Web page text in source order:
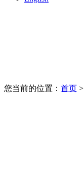
您当前的位置： 首页 >